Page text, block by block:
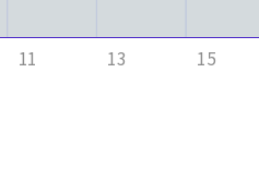
11 13 15